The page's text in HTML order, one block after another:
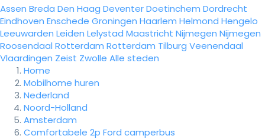
Assen Breda Den Haag DeventerDoetinchem Dordrecht
Eindhoven Enschede Groningen Haarlem Helmond Hengelo
Leeuwarden Leiden Lelystad Maastricht Nijmegen Nijmegen
Roosendaal Rotterdam Rotterdam Tilburg Veenendaal
Vlaardingen Zeist Zwolle Alle steden
Home
Mobilhome huren
Nederland
Noord-Holland
Amsterdam
Comfortabele 2p Ford camperbus